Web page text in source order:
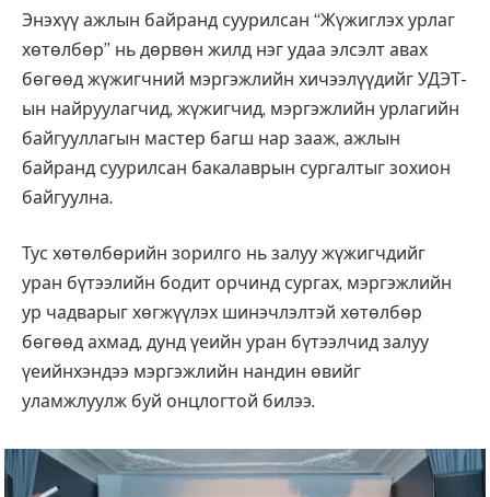
Энэхүү ажлын байранд суурилсан “Жүжиглэх урлаг
хөтөлбөр” нь дөрвөн жилд нэг удаа элсэлт авах
бөгөөд жүжигчний мэргэжлийн хичээлүүдийг УДЭТ-
ын найруулагчид, жүжигчид, мэргэжлийн урлагийн
байгууллагын мастер багш нар зааж, ажлын
байранд суурилсан бакалаврын сургалтыг зохион
байгуулна.
Тус хөтөлбөрийн зорилго нь залуу жүжигчдийг
уран бүтээлийн бодит орчинд сургах, мэргэжлийн
ур чадварыг хөгжүүлэх шинэчлэлтэй хөтөлбөр
бөгөөд ахмад, дунд үеийн уран бүтээлчид залуу
үеийнхэндээ мэргэжлийн нандин өвийг
уламжлуулж буй онцлогтой билээ.